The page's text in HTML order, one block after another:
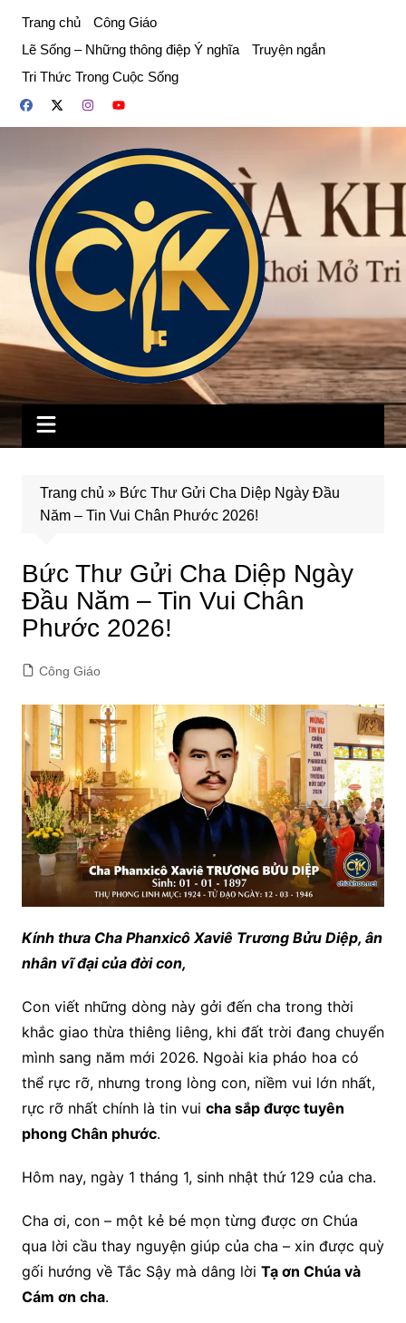
phần
dung
Trang chủ
Công Giáo
Lẽ Sống – Những thông điệp Ý nghĩa
Truyện ngắn
Tri Thức Trong Cuộc Sống
Trang chủ » Bức Thư Gửi Cha Diệp Ngày Đầu
Năm – Tin Vui Chân Phước 2026!
Bức Thư Gửi Cha Diệp Ngày
Đầu Năm – Tin Vui Chân
Phước 2026!
Công Giáo
Kính thưa Cha Phanxicô Xaviê Trương Bửu Diệp, ân
nhân vĩ đại của đời con,
Con viết những dòng này gởi đến cha trong thời
khắc giao thừa thiêng liêng, khi đất trời đang chuyển
mình sang năm mới 2026. Ngoài kia pháo hoa có
thể rực rỡ, nhưng trong lòng con, niềm vui lớn nhất,
rực rỡ nhất chính là tin vui cha sắp được tuyên
phong Chân phước.
Hôm nay, ngày 1 tháng 1, sinh nhật thứ 129 của cha.
Cha ơi, con – một kẻ bé mọn từng được ơn Chúa
qua lời cầu thay nguyện giúp của cha – xin được quỳ
gối hướng về Tắc Sậy mà dâng lời Tạ ơn Chúa và
Cám ơn cha.